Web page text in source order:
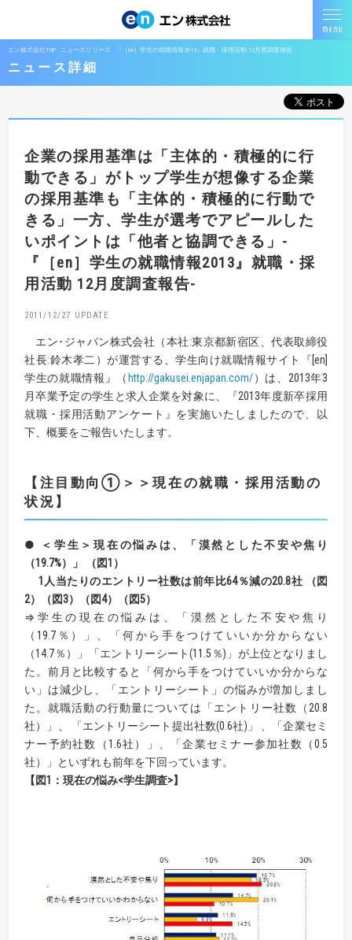
エン株式会社TOP ニュースリリース 『［en］学生の就職情報2013』就職・採用活動 12月度調査報告
ニュース詳細
企業の採用基準は「主体的・積極的に行
動できる」がトップ学生が想像する企業
の採用基準も「主体的・積極的に行動で
きる」 一方、学生が選考でアピールした
いポイントは「他者と協調できる」 -
『［en］学生の就職情報2013』就職・採
用活動 12月度調査報告-
2011/12/27
エン･ジャパン株式会社（本社:東京都新宿区、代表取締役
社長:鈴木孝二）が運営する、学生向け就職情報サイト『[en]
学生の就職情報』（ http://gakusei.enjapan.com/）は、2013年3
月卒業予定の学生と求人企業を対象に、『2013年度新卒採用
就職・採用活動アンケート』を実施いたしましたので、以
下、概要をご報告いたします。
【注目動向①＞＞現在の就職・採用活動の
状況】
● ＜学生＞現在の悩みは、「漠然とした不安や焦り
（19.7%）」 （図1）
1人当たりのエントリー社数は前年比64％減の20.8社 （図
2）（図3）（図4）（図5）
⇒学生の現在の悩みは、「漠然とした不安や焦り
（19.7％）」、「何から手をつけていいか分からない
（14.7％）」「エントリーシート(11.5％)」が上位となりまし
た。前月と比較すると「何から手をつけていいか分からな
い」は減少し、「エントリーシート」の悩みが増加しまし
た。就職活動の行動量については「エントリー社数（20.8
社）」、 「エントリーシート提出社数(0.6社)」 、「企業セミ
ナー予約社数（1.6社）」、「企業セミナー参加社数（0.5
社）」といずれも前年を下回っています。
【図1：現在の悩み<学生調査>】